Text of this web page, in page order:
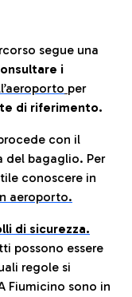
segue una
i
per
di riferimento.
con il
del bagaglio. Per
conoscere in
aeroporto.
di sicurezza.
possono essere
regole si
Fiumicino sono in